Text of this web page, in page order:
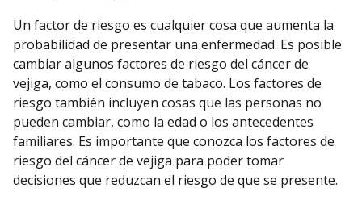
Un factor de riesgo es cualquier cosa que aumenta la
probabilidad de presentar una enfermedad. Es posible
cambiar algunos factores de riesgo del cáncer de
vejiga, como el consumo de tabaco. Los factores de
riesgo también incluyen cosas que las personas no
pueden cambiar, como la edad o los antecedentes
familiares. Es importante que conozca los factores de
riesgo del cáncer de vejiga para poder tomar
decisiones que reduzcan el riesgo de que se presente.